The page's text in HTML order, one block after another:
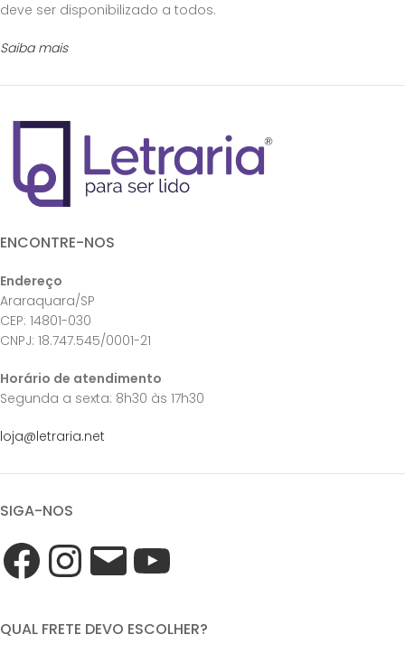
deve ser disponibilizado a todos.
Saiba mais
ENCONTRE-NOS
Endereço
Araraquara/SP
CEP: 14801-030
CNPJ: 18.747.545/0001-21
Horário de atendimento
Segunda a sexta: 8h30 às 17h30
loja@letraria.net
SIGA-NOS
QUAL FRETE DEVO ESCOLHER?